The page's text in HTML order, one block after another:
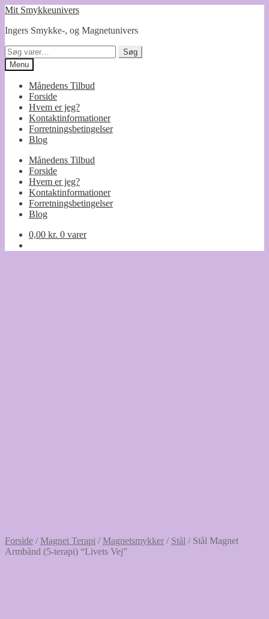
Spring
navigation
Spring
indhold
Mit Smykkeunivers
Ingers Smykke-, og Magnetunivers
Søg
efter:
Søg
Menu
Månedens Tilbud
Forside
Hvem er jeg?
Kontaktinformationer
Forretningsbetingelser
Blog
Månedens Tilbud
Forside
Hvem er jeg?
Kontaktinformationer
Forretningsbetingelser
Blog
0,00 kr. 0 varer
Forside /Magnet Terapi /Magnetsmykker / Stål / Stål Magnet
Armbånd (5-terapi) “Livets Vej”